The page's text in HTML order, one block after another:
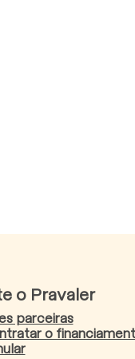
o Pravaler
parceiras
o